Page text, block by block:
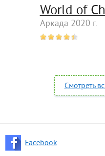
World of
Аркада 2020 г.
Смотреть
Facebook